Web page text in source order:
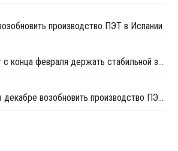
производство ПЭТ в Испании
Plastiverd планирует с конца февраля держать стабильной загрузку производства ПЭТ в Испании
Novapet планирует в декабре возобновить производство ПЭТ в Испании